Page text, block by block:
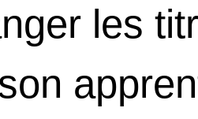
les